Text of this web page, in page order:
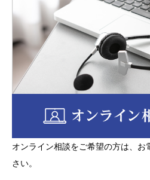
弊社は善良な管理者の注意
び秘密情報等を管理し、それ
情報等の漏洩が生じないよう
理的予防措置を講じます。個
について、厳密に秘密を保持
に開示あるいは漏洩し、また
①ご本人の同意がある場合
護のために必要がある場合
オンライン相談をご希望の方は、
さい。